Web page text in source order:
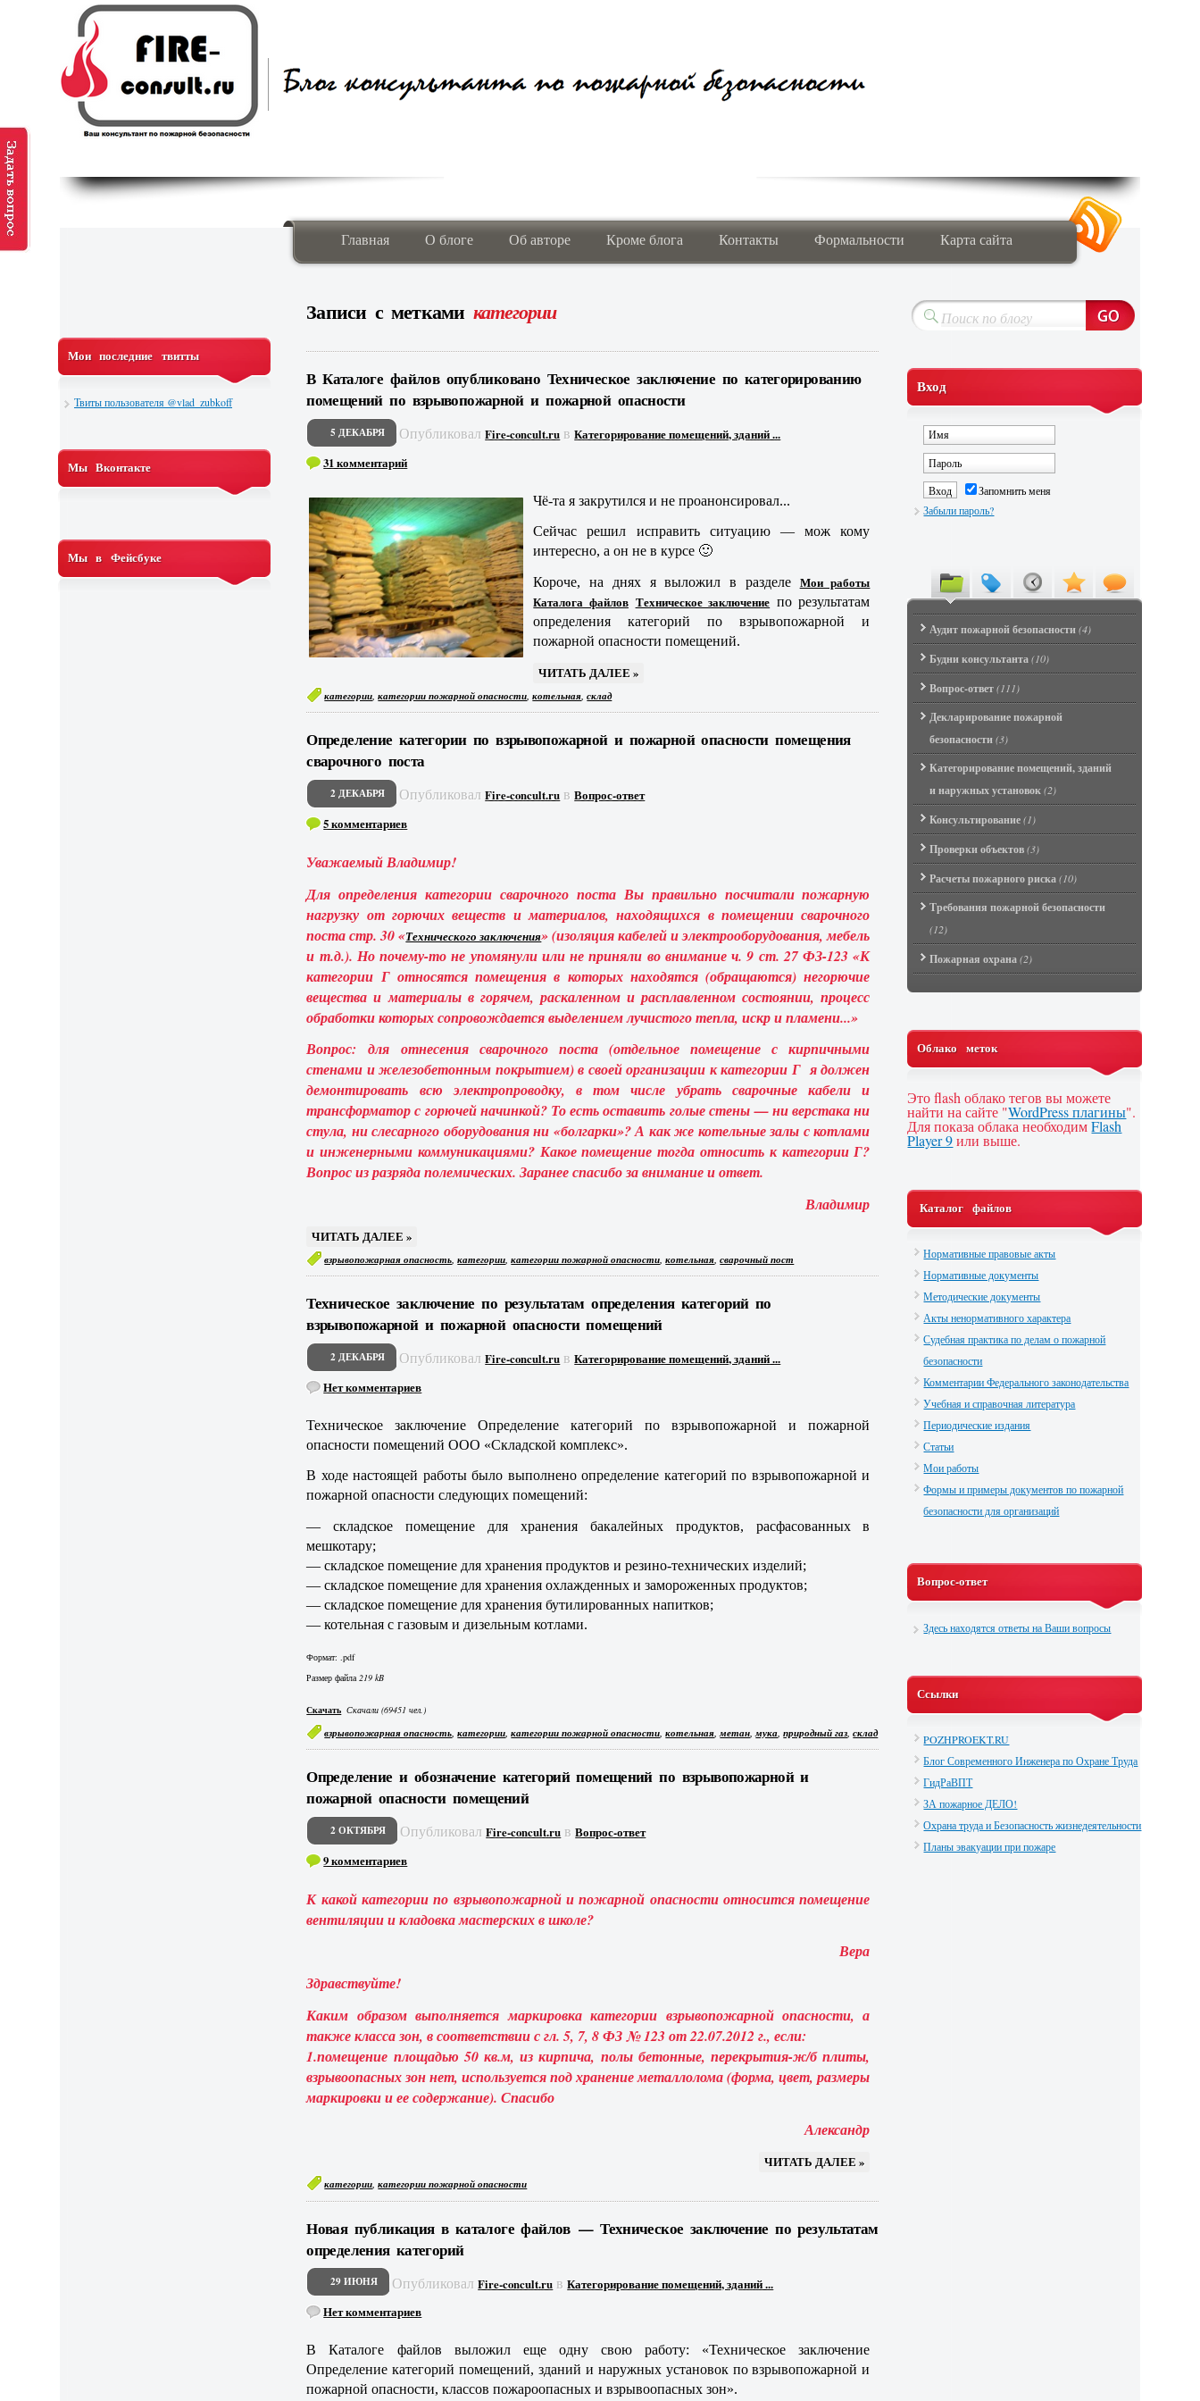
Главная О блоге Об авторе Кроме блога Контакты Формальности Карта сайта
Записи с метками категории
В Каталоге файлов опубликовано Техническое заключение по категорированию
помещений по взрывопожарной и пожарной опасности
5 ДЕКАБРЯ ОпубликовалFire-concult.ru вКатегорирование помещений, зданий ...
31 комментарий
Чё-та я закрутился и не проанонсировал...
Сейчас решил исправить ситуацию — мож кому
интересно, а он не в курсе 🙂
Короче, на днях я выложил в разделе Мои работы
Каталога файлов Техническое заключение по результатам
определения категорий по взрывопожарной и
пожарной опасности помещений.
ЧИТАТЬ ДАЛЕЕ »
категории,категории пожарной опасности,котельная,склад
Определение категории по взрывопожарной и пожарной опасности помещения
сварочного поста
2 ДЕКАБРЯ ОпубликовалFire-concult.ru вВопрос-ответ
5 комментариев
Уважаемый Владимир!
Для определения категории сварочного поста Вы правильно посчитали пожарную
нагрузку от горючих веществ и материалов, находящихся в помещении сварочного
поста стр. 30 «Технического заключения» (изоляция кабелей и электрооборудования, мебель
и т.д.). Но почему-то не упомянули или не приняли во внимание ч. 9 ст. 27 ФЗ-123 «К
категории Г относятся помещения в которых находятся (обращаются) негорючие
вещества и материалы в горячем, раскаленном и расплавленном состоянии, процесс
обработки которых сопровождается выделением лучистого тепла, искр и пламени...»
Вопрос: для отнесения сварочного поста (отдельное помещение с кирпичными
стенами и железобетонным покрытием) в своей организации к категории Г я должен
демонтировать всю электропроводку, в том числе убрать сварочные кабели и
трансформатор с горючей начинкой? То есть оставить голые стены — ни верстака ни
стула, ни слесарного оборудования ни «болгарки»? А как же котельные залы с котлами
и инженерными коммуникациями? Какое помещение тогда относить к категории Г?
Вопрос из разряда полемических. Заранее спасибо за внимание и ответ.
Владимир
ЧИТАТЬ ДАЛЕЕ »
взрывопожарная опасность ,категории ,категории пожарной опасности ,котельная ,сварочный пост
Техническое заключение по результатам определения категорий по
взрывопожарной и пожарной опасности помещений
2 ДЕКАБРЯ ОпубликовалFire-concult.ru вКатегорирование помещений, зданий ...
Нет комментариев
Техническое заключение Определение категорий по взрывопожарной и пожарной
опасности помещений ООО «Складской комплекс».
В ходе настоящей работы было выполнено определение категорий по взрывопожарной и
пожарной опасности следующих помещений:
— складское помещение для хранения бакалейных продуктов, расфасованных в
мешкотару;
— складское помещение для хранения продуктов и резино-технических изделий;
— складское помещение для хранения охлажденных и замороженных продуктов;
— складское помещение для хранения бутилированных напитков;
— котельная с газовым и дизельным котлами.
Формат: .pdf
Размер файла219 kB
Скачать Скачали (69451 чел.)
взрывопожарная опасность ,категории ,категории пожарной опасности ,котельная ,метан ,мука ,природный газ ,склад
Определение и обозначение категорий помещений по взрывопожарной и
пожарной опасности помещений
2 ОКТЯБРЯ ОпубликовалFire-concult.ru вВопрос-ответ
9 комментариев
К какой категории по взрывопожарной и пожарной опасности относится помещение
вентиляции и кладовка мастерских в школе?
Вера
Здравствуйте!
Каким образом выполняется маркировка категории взрывопожарной опасности, а
также класса зон, в соответствии с гл. 5, 7, 8 ФЗ № 123 от 22.07.2012 г., если:
1.помещение площадью 50 кв.м, из кирпича, полы бетонные, перекрытия-ж/б плиты,
взрывоопасных зон нет, используется под хранение металлолома (форма, цвет, размеры
маркировки и ее содержание). Спасибо
Александр
ЧИТАТЬ ДАЛЕЕ »
категории,категории пожарной опасности
Новая публикация в каталоге файлов — Техническое заключение по результатам
определения категорий
29 ИЮНЯ ОпубликовалFire-concult.ru вКатегорирование помещений, зданий ...
Нет комментариев
В Каталоге файлов выложил еще одну свою работу: «Техническое заключение
Определение категорий помещений, зданий и наружных установок по взрывопожарной и
пожарной опасности, классов пожароопасных и взрывоопасных зон».
Вход
Запомнить меня
Забыли пароль?
Аудит пожарной безопасности(4)
Будни консультанта(10)
Вопрос-ответ(111)
Декларирование пожарной
безопасности(3)
Категорирование помещений, зданий
и наружных установок(2)
Консультирование(1)
Проверки объектов(3)
Расчеты пожарного риска(10)
Требования пожарной безопасности
(12)
Пожарная охрана(2)
Облако меток
Это flash облако тегов вы можете
найти на сайте "WordPress плагины".
Для показа облака необходимFlash
Player 9или выше.
Каталог файлов
Нормативные правовые акты
Нормативные документы
Методические документы
Акты ненормативного характера
Судебная практика по делам о пожарной
безопасности
Комментарии Федерального законодательства
Учебная и справочная литература
Периодические издания
Статьи
Мои работы
Формы и примеры документов по пожарной
безопасности для организаций
Вопрос-ответ
Здесь находятся ответы на Ваши вопросы
Ссылки
POZHPROEKT.RU
Блог Современного Инженера по Охране Труда
ГидРаВПТ
ЗА пожарное ДЕЛО!
Охрана труда и Безопасность жизнедеятельности
Планы эвакуации при пожаре
Мои последние твитты
Твиты пользователя @vlad_zubkoff
Мы Вконтакте
Мы в Фейсбуке